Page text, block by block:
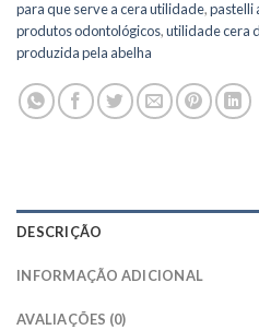
para que serve a cera utilidade,pastelli
produtos odontológicos,utilidade cera
produzida pela abelha
DESCRIÇÃO
INFORMAÇÃO ADICIONAL
AVALIAÇÕES (0)